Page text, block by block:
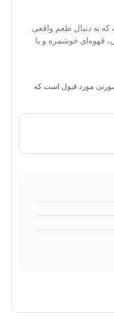
به دنبال طعم واقعی
قهوه‌ای خوشمزه و با
صورتی مورد قبول است که